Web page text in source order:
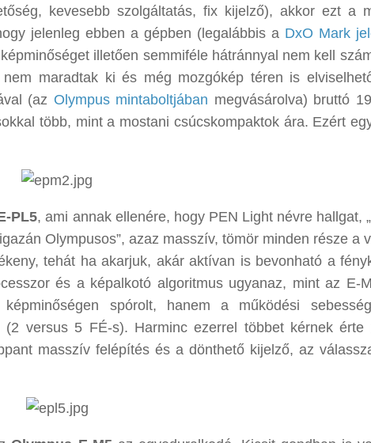
kevesebb szolgáltatás, fix kijelző), akkor ezt a
jelenleg ebben a gépben (legalábbis a DxO Mark
illetően semmiféle hátránnyal nem kell
maradtak ki és még mozgókép téren is
(az Olympus mintaboltjában megvásárolva) bruttó
több, mint a mostani csúcskompaktok ára. Ezért
PL5, ami annak ellenére, hogy PEN Light névre hallgat,
Olympusos”, azaz masszív, tömör minden része a
tehát ha akarjuk, akár aktívan is bevonható a
és a képalkotó algoritmus ugyanaz, mint az E-
spórolt, hanem a működési
(2 versus 5 FÉ-s). Harminc ezerrel többet kérnek érte
masszív felépítés és a dönthető kijelző, az